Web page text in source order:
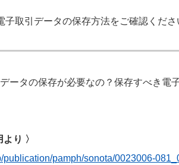
子取引データの保存方法をご確認くだ
ータの保存が必要なの？保存すべき電
り 〉
publication/pamph/sonota/0023006-